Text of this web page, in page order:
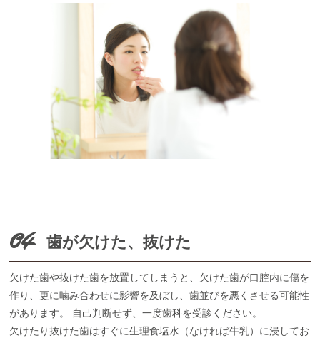
04 歯が欠けた、抜けた
欠けた歯や抜けた歯を放置してしまうと、欠けた歯が口腔内に傷を
作り、更に噛み合わせに影響を及ぼし、歯並びを悪くさせる可能性
があります。 自己判断せず、一度歯科を受診ください。
欠けたり抜けた歯はすぐに生理食塩水（なければ牛乳）に浸してお